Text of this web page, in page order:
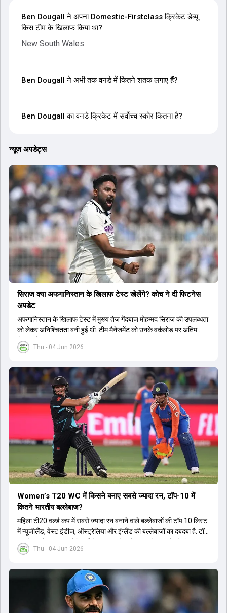
Ben Dougall ने अपना Domestic-Firstclass क्रिकेट डेब्यू
किस टीम के खिलाफ किया था?
New South Wales
Ben Dougall ने अभी तक वनडे में कितने शतक लगाए हैं?
Ben Dougall का वनडे क्रिकेट में सर्वोच्च स्कोर कितना है?
न्यूज अपडेट्स
Thu - 04 Jun 2026
सिराज क्या अफगान‍िस्तान के ख‍िलाफ टेस्ट खेलेंगे? कोच ने दी फिटनेस
अपडेट
अफगान‍िस्तान के ख‍िलाफ टेस्ट में मुख्य तेज गेंदबाज मोहम्मद सिराज की उपलब्धता
को लेकर अनिश्चितता बनी हुई थी. टीम मैनेजमेंट को उनके वर्कलोड पर अंतिम
फैसला लेना था.
Thu - 04 Jun 2026
Women’s T20 WC में किसने बनाए सबसे ज्यादा रन, टॉप-10 में
कितने भारतीय बल्लेबाज?
महिला टी20 वर्ल्ड कप में सबसे ज्यादा रन बनाने वाले बल्लेबाजों की टॉप 10 लिस्ट
में न्यूजीलैंड, वेस्ट इंडीज, ऑस्ट्रेलिया और इंग्लैंड की बल्लेबाजों का दबदबा है. टॉप
10 लिस्ट में तीन ऑस्ट्रेलियाई खिलाड़ी शामिल हैं. न्यूजीलैंड की दो और वेस्ट
इंडीज की दो खिलाड़ी भी इस लिस्ट में जगह बनाने में कामयाब रही हैं.